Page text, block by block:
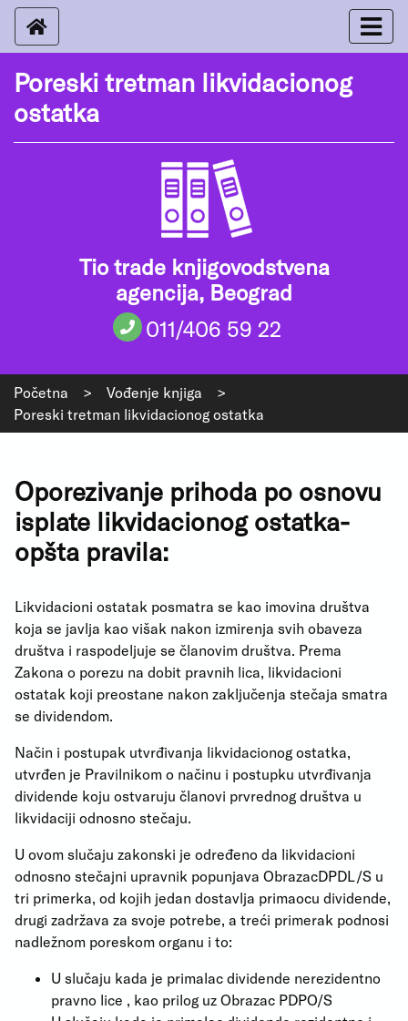
Poreski tretman likvidacionog
ostatka
Tio trade knjigovodstvena
agencija, Beograd
011/406 59 22
Početna > Vođenje knjiga
>
Poreski tretman likvidacionog ostatka
Oporezivanje prihoda po osnovu
isplate likvidacionog ostatka-
opšta pravila:
Likvidacioni ostatak posmatra se kao imovina društva
koja se javlja kao višak nakon izmirenja svih obaveza
društva i raspodeljuje se članovim društva. Prema
Zakona o porezu na dobit pravnih lica, likvidacioni
ostatak koji preostane nakon zaključenja stečaja smatra
se dividendom.
Način i postupak utvrđivanja likvidacionog ostatka,
utvrđen je Pravilnikom o načinu i postupku utvrđivanja
dividende koju ostvaruju članovi prvrednog društva u
likvidaciji odnosno stečaju.
U ovom slučaju zakonski je određeno da likvidacioni
odnosno stečajni upravnik popunjava ObrazacDPDL/S u
tri primerka, od kojih jedan dostavlja primaocu dividende,
drugi zadržava za svoje potrebe, a treći primerak podnosi
nadležnom poreskom organu i to:
U slučaju kada je primalac dividende nerezidentno
pravno lice , kao prilog uz Obrazac PDPO/S